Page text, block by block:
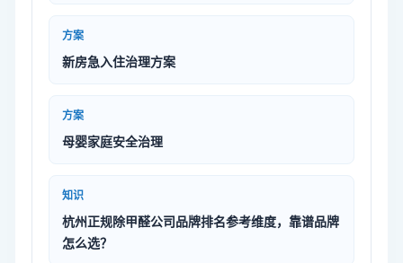
方案
新房急入住治理方案
方案
母婴家庭安全治理
知识
杭州正规除甲醛公司品牌排名参考维度，靠谱品牌
怎么选？